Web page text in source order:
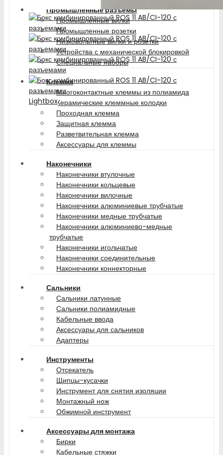
Промышленные разъемы
Промышленные вилки
Промышленные розетки
Низковольтные вилки и розетки
Устройства с механической блокировкой
Специальные наборы
Клемма
Многоконтактные клеммы из полиамида
Керамические клеммные колодки
Проходная клемма
Защитная клемма
Разветвительная клемма
Аксессуары для клеммы
Наконечники
Наконечники втулочные
Наконечники кольцевые
Наконечники вилочные
Наконечники алюминиевые трубчатые
Наконечники медные трубчатые
Наконечники алюминиево-медные
трубчатые
Наконечники игольчатые
Наконечники соединительные
Наконечники коннекторные
Сальники
Сальники латунные
Сальники полиамидные
Кабельные ввода
Аксессуары для сальников
Адаптеры
Инструменты
Отсекатель
Щипцы-кусачки
Инструмент для снятия изоляции
Монтажный нож
Обжимной инструмент
Аксессуары для монтажа
Бирки
Кабельные стяжки
Lightbox